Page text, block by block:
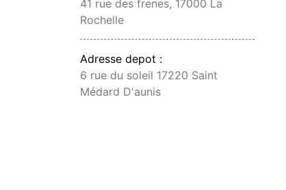
41 rue des frenes, 17000 La
Rochelle
Adresse depot :
6 rue du soleil 17220 Saint
Médard D'aunis